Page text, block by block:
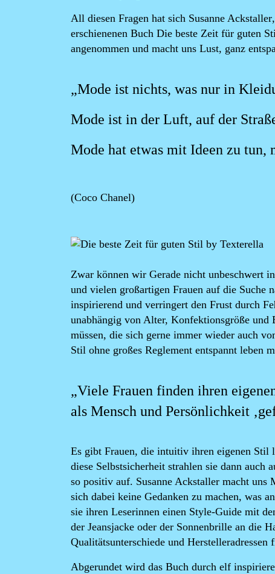
All diesen Fragen hat sich Susanne Ackstaller
erschienenen Buch Die beste Zeit für guten
angenommen und macht uns Lust, ganz
„Mode ist nichts, was nur in
Mode ist in der Luft, auf der
Mode hat etwas mit Ideen zu
(Coco Chanel)
Image
Zwar können wir Gerade nicht unbeschwert
und vielen großartigen Frauen auf die Suche
inspirierend und verringert den Frust durch
unabhängig von Alter, Konfektionsgröße und
müssen, die sich gerne immer wieder auch
Stil ohne großes Reglement entspannt leben
„Viele Frauen finden ihren
als Mensch und Persönlichkeit
Es gibt Frauen, die intuitiv ihren eigenen Stil
diese Selbstsicherheit strahlen sie dann auch
so positiv auf. Susanne Ackstaller macht uns
sich dabei keine Gedanken zu machen, was
sie ihren Leserinnen einen Style-Guide mit
der Jeansjacke oder der Sonnenbrille an die
Qualitätsunterschiede und Herstelleradressen
Abgerundet wird das Buch durch elf